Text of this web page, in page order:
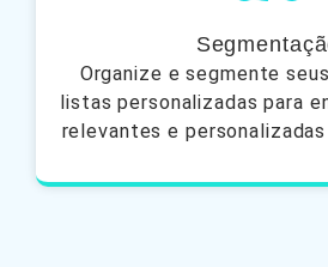
Organize e segmente
listas personalizadas para
relevantes e